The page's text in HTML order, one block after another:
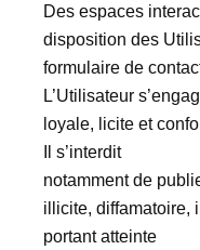
Des espaces
disposition des
formulaire de
L’Utilisateur
loyale, licite et
Il s’interdit
notamment de
illicite, diffamatoire,
portant atteinte